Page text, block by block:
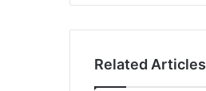
Related Articles